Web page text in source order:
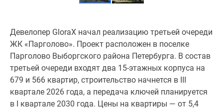
Аналитика
рынка
Панорамы
новостроек
комнатные
Субсидированная
Девелопер GloraX начал реализацию третьей очереди
ЖК «Парголово». Проект расположен в поселке
Парголово Выборгского района Петербурга. В состав
третьей очереди входят два 15-этажных корпуса на
679 и 566 квартир, строительство начнется в III
квартале 2026 года, а передача ключей планируется
в I квартале 2030 года. Цены на квартиры — от 5,4